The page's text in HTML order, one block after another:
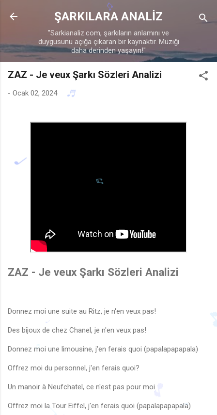
Ana içeriğe atla
ŞARKILARA ANALİZ
"Sarkianaliz.com, şarkıların anlamını ve
duygusunu açığa çıkaran bir kaynaktır. Müziği
daha derinden yaşayın!"
ZAZ - Je veux Şarkı Sözleri Analizi
- Ocak 02, 2024
ZAZ - Je veux Şarkı Sözleri Analizi
Donnez moi une suite au Ritz, je n'en veux pas!
Des bijoux de chez Chanel, je n'en veux pas!
Donnez moi une limousine, j'en ferais quoi (papalapapapala)
Offrez moi du personnel, j'en ferais quoi?
Un manoir à Neufchatel, ce n'est pas pour moi
Offrez moi la Tour Eiffel, j'en ferais quoi (papalapapapala)
♬
♩ ♬
♪